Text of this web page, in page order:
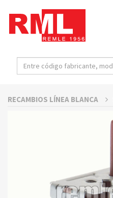
RECAMBIOS LÍNEA BLANCA